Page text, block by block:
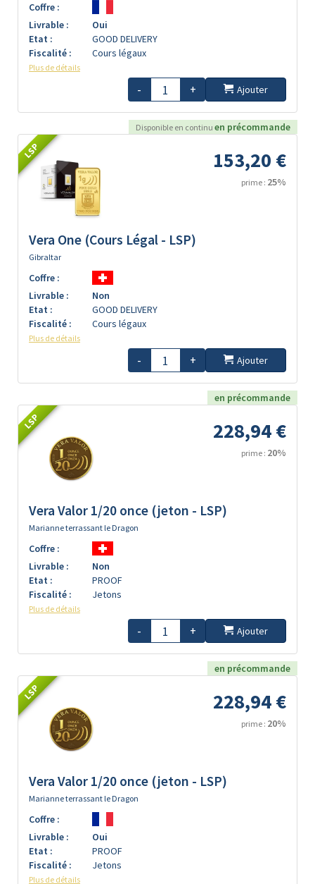
Coffre :
Livrable :
Oui
Etat :
GOOD DELIVERY
Fiscalité :
Cours légaux
Plus de détails
- + Ajouter
Disponible en continu en précommande
LSP 153,20 €
prime : 25%
Vera One (Cours Légal - LSP)
Gibraltar
Coffre :
Livrable :
Non
Etat :
GOOD DELIVERY
Fiscalité :
Cours légaux
Plus de détails
- + Ajouter
en précommande
LSP 228,94 €
prime : 20%
Vera Valor 1/20 once (jeton - LSP)
Marianne terrassant le Dragon
Coffre :
Livrable :
Non
Etat :
PROOF
Fiscalité :
Jetons
Plus de détails
- + Ajouter
en précommande
LSP 228,94 €
prime : 20%
Vera Valor 1/20 once (jeton - LSP)
Marianne terrassant le Dragon
Coffre :
Livrable :
Oui
Etat :
PROOF
Fiscalité :
Jetons
Plus de détails